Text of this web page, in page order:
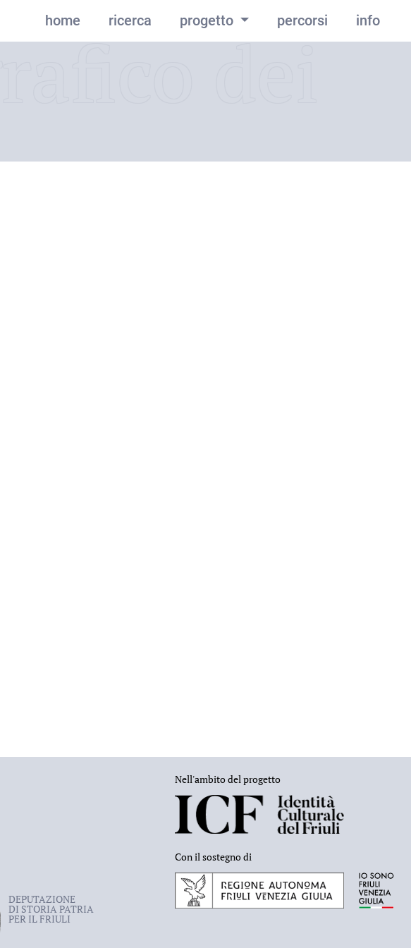
home ricerca progetto percorsi info
dei
DEPUTAZIONE
DI STORIA PATRIA
PER IL FRIULI
Nell'ambito del progetto
Con il sostegno di